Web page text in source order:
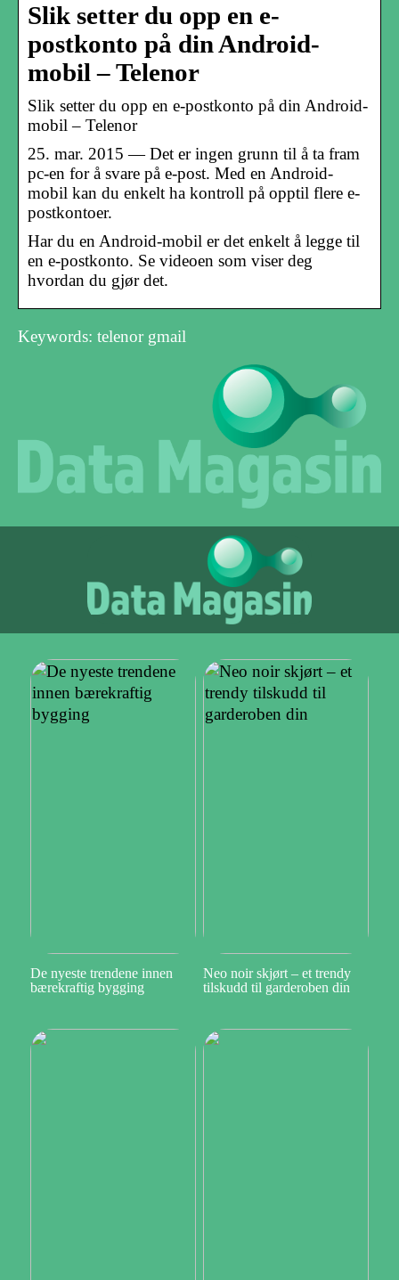
Slik setter du opp en e-
postkonto på din Android-
mobil – Telenor
Slik setter du opp en e-postkonto på din Android-
mobil – Telenor
25. mar. 2015 — Det er ingen grunn til å ta fram
pc-en for å svare på e-post. Med en Android-
mobil kan du enkelt ha kontroll på opptil flere e-
postkontoer.
Har du en Android-mobil er det enkelt å legge til
en e-postkonto. Se videoen som viser deg
hvordan du gjør det.
Keywords: telenor gmail
De nyeste trendene innen
bærekraftig bygging
Neo noir skjørt – et trendy
tilskudd til garderoben din